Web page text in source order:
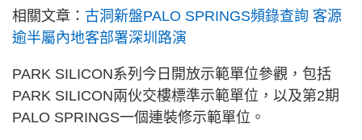
相關文章： 古洞新盤PALO SPRINGS頻錄查詢 客源
逾半屬內地客部署深圳路演
PARK SILICON系列今日開放示範單位參觀，包括
PARK SILICON兩伙交樓標準示範單位，以及第2期
PALO SPRINGS一個連裝修示範單位。